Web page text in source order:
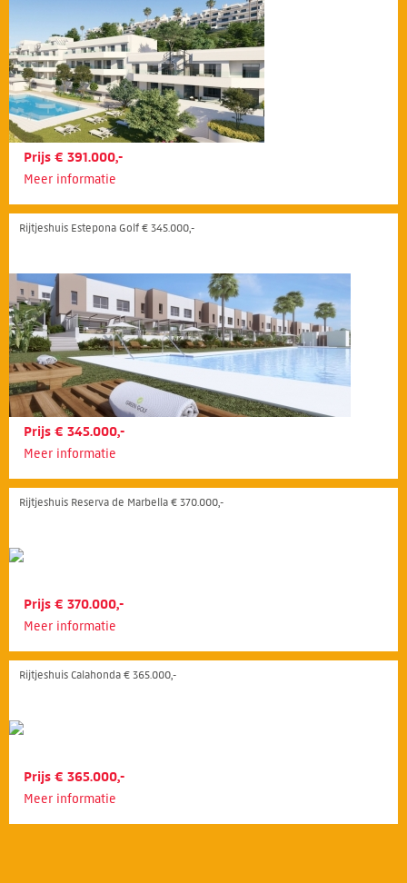
Prijs € 391.000,-
Meer informatie
Rijtjeshuis Estepona Golf € 345.000,-
Prijs € 345.000,-
Meer informatie
Rijtjeshuis Reserva de Marbella € 370.000,-
Prijs € 370.000,-
Meer informatie
Rijtjeshuis Calahonda € 365.000,-
Prijs € 365.000,-
Meer informatie